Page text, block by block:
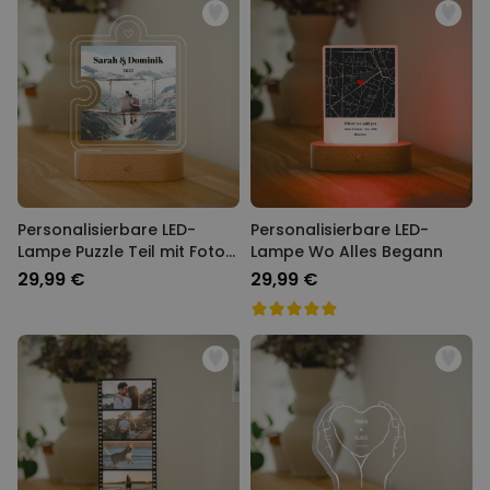
Personalisierbar
Fotodecke mit Gesicht
über 2.000
mal gekauft
39,99 €
Personalisierbarer Duftbaum
2er Set im Polaroid-Look
über 13.900
mal gekauft
19,99 €
Personalisierbar
Personalisierbarer
Bademantel mit Symbol und
über 1.900
mal gekauft
39,99 €
Personalisierbare LED-
Lampe Puzzle Teil mit Foto
und Text
29,99 €
Personalisierbare LED-
Lampe Wo Alles Begann
29,99 €